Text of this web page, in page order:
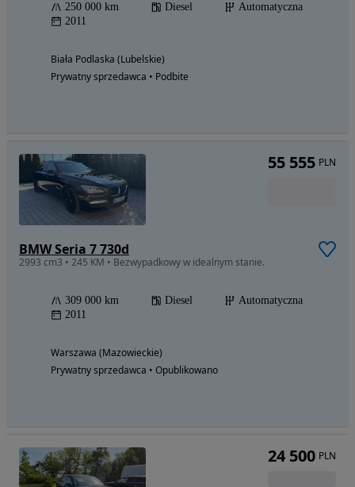
250 000 km Diesel
Automatyczna
2011
Biała Podlaska (Lubelskie)
Prywatny sprzedawca • Podbite
BMW Seria 7 730d
2993 cm3 • 245 KM • Bezwypadkowy w idealnym stanie.
309 000 km Diesel
Automatyczna
2011
Warszawa (Mazowieckie)
Prywatny sprzedawca • Opublikowano
55 555 PLN
24 500 PLN